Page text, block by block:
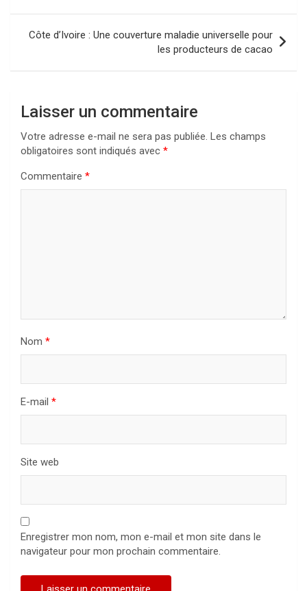
l’article
Côte d’Ivoire : Une couverture maladie universelle pour
les producteurs de cacao
Laisser un commentaire
Votre adresse e-mail ne sera pas publiée. Les champs
obligatoires sont indiqués avec *
Commentaire *
Nom *
E-mail *
Site web
Enregistrer mon nom, mon e-mail et mon site dans le
navigateur pour mon prochain commentaire.